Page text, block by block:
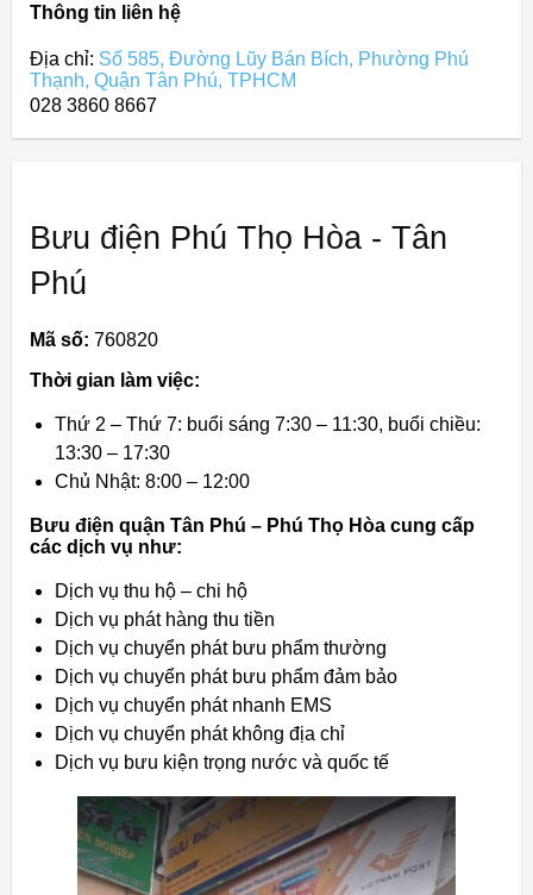
Thông tin liên hệ
Địa chỉ: Số 585, Đường Lũy Bán Bích, Phường Phú
Thạnh, Quận Tân Phú, TPHCM
028 3860 8667
Bưu điện Phú Thọ Hòa - Tân
Phú
Mã số: 760820
Thời gian làm việc:
Thứ 2 – Thứ 7: buổi sáng 7:30 – 11:30, buổi chiều:
13:30 – 17:30
Chủ Nhật: 8:00 – 12:00
Bưu điện quận Tân Phú – Phú Thọ Hòa cung cấp
các dịch vụ như:
Dịch vụ thu hộ – chi hộ
Dịch vụ phát hàng thu tiền
Dịch vụ chuyển phát bưu phẩm thường
Dịch vụ chuyển phát bưu phẩm đảm bảo
Dịch vụ chuyển phát nhanh EMS
Dịch vụ chuyển phát không địa chỉ
Dịch vụ bưu kiện trọng nước và quốc tế